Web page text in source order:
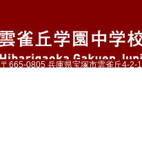
〒665-0805 兵庫県宝塚市雲雀丘4-2-1